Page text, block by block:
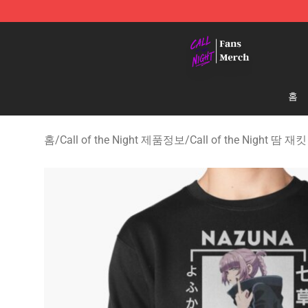
홈
홈/Call of the Night 제품정보/Call of the Night 땀 재킷